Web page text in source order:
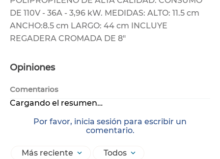
DE 110V - 36A - 3,96 kW. MEDIDAS: ALTO: 11.5 cm
ANCHO:8.5 cm LARGO: 44 cm INCLUYE
REGADERA CROMADA DE 8"
Opiniones
Comentarios
Cargando el resumen…
Por favor, inicia sesión para escribir un
comentario.
Más reciente Todos